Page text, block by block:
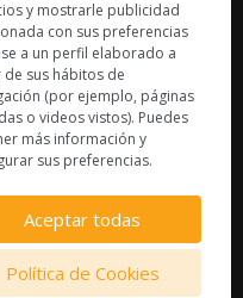
aplican la
y mostrarle publicidad
con sus preferencias
a un perfil elaborado a
sus hábitos de
(por ejemplo, páginas
o videos vistos). Puedes
más información y
sus preferencias.
Aceptar todas
Política de Cookies